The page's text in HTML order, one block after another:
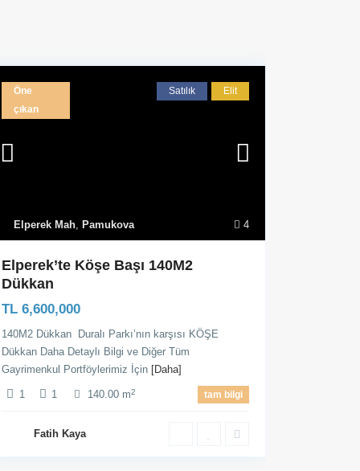
4
Elperek Mah, Pamukova
Öne
çıkan
Satılık Elit
Elperek’te Köşe Başı 140M2
Dükkan
TL 6,600,000
140M2 Dükkan Duralı Parkı’nın karşısı KÖŞE
Dükkan Daha Detaylı Bilgi ve Diğer Tüm
Gayrimenkul Portföylerimiz İçin [Daha]
1 1 140.00 m2 tam bilgi
Fatih Kaya